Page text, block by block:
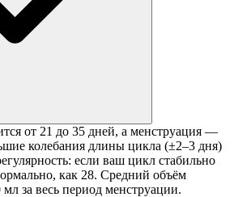
от 21 до 35 дней, а менструация —
колебания длины цикла (±2–3 дня)
если ваш цикл стабильно
как 28. Средний объём
за весь период менструации.